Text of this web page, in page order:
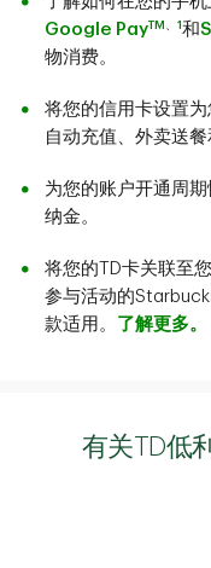
Google PayTM 、 1 和
物消费。
将您的信用卡设置
自动充值、外卖送
为您的账户开通周
纳金。
将您的TD卡关联至
参与活动的
款适用。
了解更多。
有关TD低